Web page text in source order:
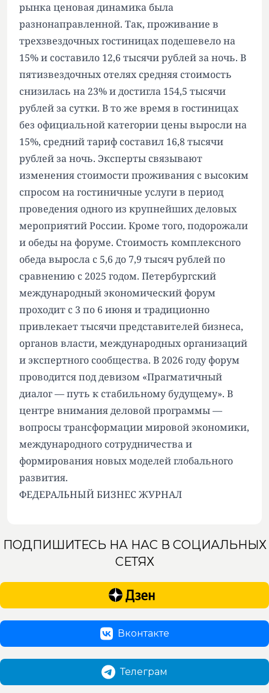
рынка ценовая динамика была
разнонаправленной. Так, проживание в
трехзвездочных гостиницах подешевело на
15% и составило 12,6 тысячи рублей за ночь. В
пятизвездочных отелях средняя стоимость
снизилась на 23% и достигла 154,5 тысячи
рублей за сутки. В то же время в гостиницах
без официальной категории цены выросли на
15%, средний тариф составил 16,8 тысячи
рублей за ночь. Эксперты связывают
изменения стоимости проживания с высоким
спросом на гостиничные услуги в период
проведения одного из крупнейших деловых
мероприятий России. Кроме того, подорожали
и обеды на форуме. Стоимость комплексного
обеда выросла с 5,6 до 7,9 тысяч рублей по
сравнению с 2025 годом. Петербургский
международный экономический форум
проходит с 3 по 6 июня и традиционно
привлекает тысячи представителей бизнеса,
органов власти, международных организаций
и экспертного сообщества. В 2026 году форум
проводится под девизом «Прагматичный
диалог — путь к стабильному будущему». В
центре внимания деловой программы —
вопросы трансформации мировой экономики,
международного сотрудничества и
формирования новых моделей глобального
развития.
ФЕДЕРАЛЬНЫЙ БИЗНЕС ЖУРНАЛ
ПОДПИШИТЕСЬ НА НАС В СОЦИАЛЬНЫХ
СЕТЯХ
Вконтакте
Телеграм